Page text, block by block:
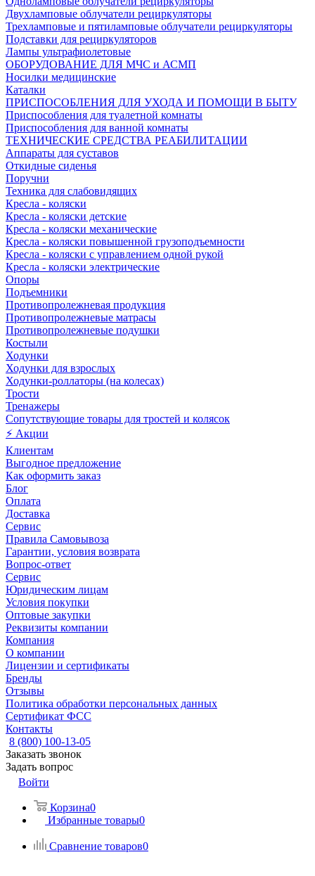
Двухламповые облучатели рециркуляторы
Трехламповые и пятиламповые облучатели рециркуляторы
Подставки для рециркуляторов
Лампы ультрафиолетовые
ОБОРУДОВАНИЕ ДЛЯ МЧС и АСМП
Носилки медицинские
Каталки
ПРИСПОСОБЛЕНИЯ ДЛЯ УХОДА И ПОМОЩИ В БЫТУ
Приспособления для туалетной комнаты
Приспособления для ванной комнаты
ТЕХНИЧЕСКИЕ СРЕДСТВА РЕАБИЛИТАЦИИ
Аппараты для суставов
Откидные сиденья
Поручни
Техника для слабовидящих
Кресла - коляски
Кресла - коляски детские
Кресла - коляски механические
Кресла - коляски повышенной грузоподъемности
Кресла - коляски с управлением одной рукой
Кресла - коляски электрические
Опоры
Подъемники
Противопролежневая продукция
Противопролежневые матрасы
Противопролежневые подушки
Костыли
Ходунки
Ходунки для взрослых
Ходунки-роллаторы (на колесах)
Трости
Тренажеры
Сопутствующие товары для тростей и колясок
⚡ Акции
Клиентам
Выгодное предложение
Как оформить заказ
Блог
Оплата
Доставка
Сервис
Правила Самовывоза
Гарантии, условия возврата
Вопрос-ответ
Сервис
Юридическим лицам
Условия покупки
Оптовые закупки
Реквизиты компании
Компания
О компании
Лицензии и сертификаты
Бренды
Отзывы
Политика обработки персональных данных
Сертификат ФСС
Контакты
8 (800) 100-13-05
Заказать звонок
Задать вопрос
Войти
Корзина0
Избранные товары0
Сравнение товаров0